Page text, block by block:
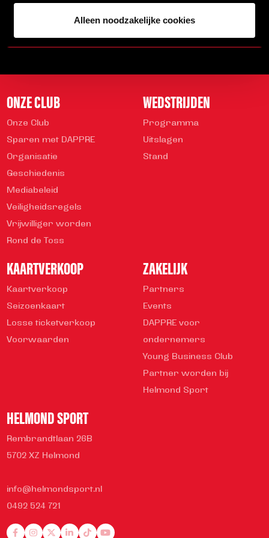
Alleen noodzakelijke cookies
Veelgestelde vragen info@helmondsport.nl
ONZE CLUB
Onze Club
Sparen met DAPPRE
Organisatie
Geschiedenis
Mediabeleid
Veiligheidsregels
Vrijwilliger worden
Rond de Toss
WEDSTRIJDEN
Programma
Uitslagen
Stand
KAARTVERKOOP
Kaartverkoop
Seizoenkaart
Losse ticketverkoop
Voorwaarden
ZAKELIJK
Partners
Events
DAPPRE voor
ondernemers
Young Business Club
Partner worden bij
Helmond Sport
HELMOND SPORT
Rembrandtlaan 26B
5702 XZ Helmond
info@helmondsport.nl
0492 524 721